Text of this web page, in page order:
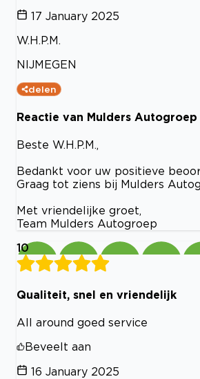
17 January 2025
W.H.P.M.
NIJMEGEN
delen
Reactie van Mulders
Beste W.H.P.M.,
Bedankt voor uw positieve
Graag tot ziens bij Mulders
Met vriendelijke groet,
Team Mulders Autogroep
10
Qualiteit, snel en vriendelijk
All around goed service
Beveelt aan
16 January 2025